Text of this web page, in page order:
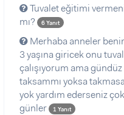
Tuvalet eğitimi
mı?
6 Yanıt
Merhaba anneler
3 yaşına giricek onu
çalışıyorum ama
taksammı yoksa
yok yardım ederseniz
günler
1 Yanıt